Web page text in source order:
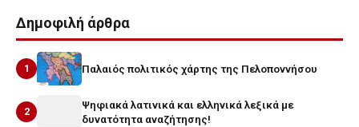
Δημοφιλή άρθρα
1 Παλαιός πολιτικός χάρτης της Πελοποννήσου
2
Ψηφιακά λατινικά και ελληνικά λεξικά με
δυνατότητα αναζήτησης!